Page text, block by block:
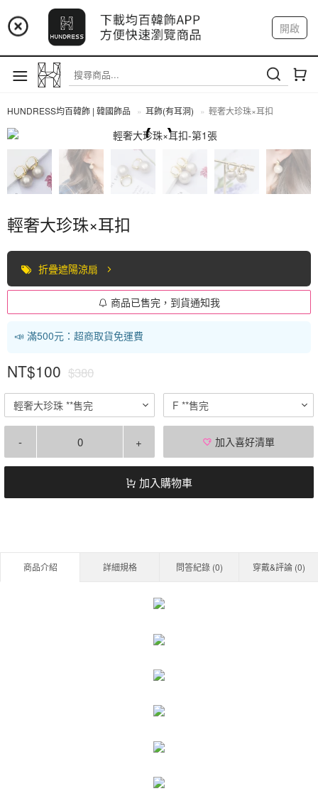
📢 市集預告：9/4-9/6 淡水捷運站
📢 市集預告：9/12-9/13 八里海巡基地
📢 市集預告：8/22-8/23 桃園青埔置地廣場
開啟
註冊 我的帳戶
HUNDRESS均百韓飾 | 韓國飾品 耳飾(有耳洞) 輕奢大珍珠×耳扣
輕奢大珍珠×耳扣
折疊遮陽涼扇
商品已售完，到貨通知我
📣 滿500元：超商取貨免運費
NT$100 $380
輕奢大珍珠 **售完 F **售完
- + 加入喜好清單
加入購物車
商品介紹 詳細規格 問答紀錄 (0) 穿戴&評論 (0)